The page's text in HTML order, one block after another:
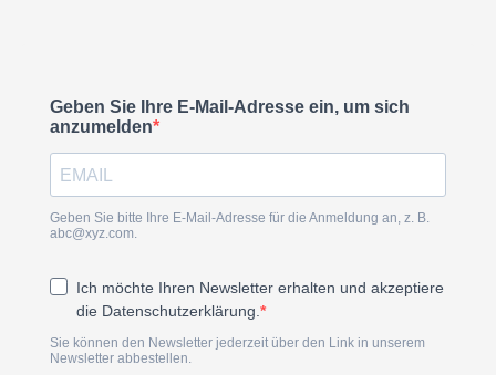
Geben Sie Ihre E-Mail-Adresse ein, um sich
anzumelden
Geben Sie bitte Ihre E-Mail-Adresse für die Anmeldung an, z. B.
abc@xyz.com.
Ich möchte Ihren Newsletter erhalten und akzeptiere
die Datenschutzerklärung.
Sie können den Newsletter jederzeit über den Link in unserem
Newsletter abbestellen.